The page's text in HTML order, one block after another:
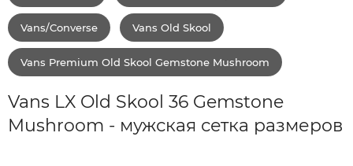
Vans/Converse Vans Old Skool
Vans Premium Old Skool Gemstone Mushroom
Vans LX Old Skool 36 Gemstone
Mushroom - мужская сетка размеров